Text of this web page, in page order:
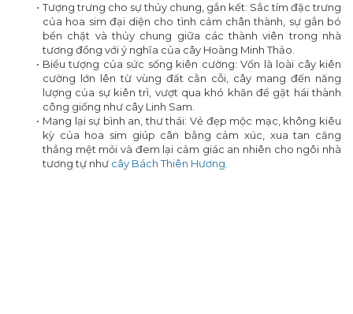
Tượng trưng cho sự thủy chung, gắn kết: Sắc tím đặc trưng
của hoa sim đại diện cho tình cảm chân thành, sự gắn bó
bền chặt và thủy chung giữa các thành viên trong nhà
tương đồng với ý nghĩa của cây Hoàng Minh Thảo.
Biểu tượng của sức sống kiên cường: Vốn là loài cây kiên
cường lớn lên từ vùng đất cằn cỗi, cây mang đến năng
lượng của sự kiên trì, vượt qua khó khăn để gặt hái thành
công giống như cây Linh Sam.
Mang lại sự bình an, thư thái: Vẻ đẹp mộc mạc, không kiêu
kỳ của hoa sim giúp cân bằng cảm xúc, xua tan căng
thẳng mệt mỏi và đem lại cảm giác an nhiên cho ngôi nhà
tương tự như cây Bách Thiên Hương.